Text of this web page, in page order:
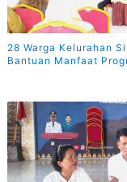
28 Warga Kelurahan
Bantuan Manfaat